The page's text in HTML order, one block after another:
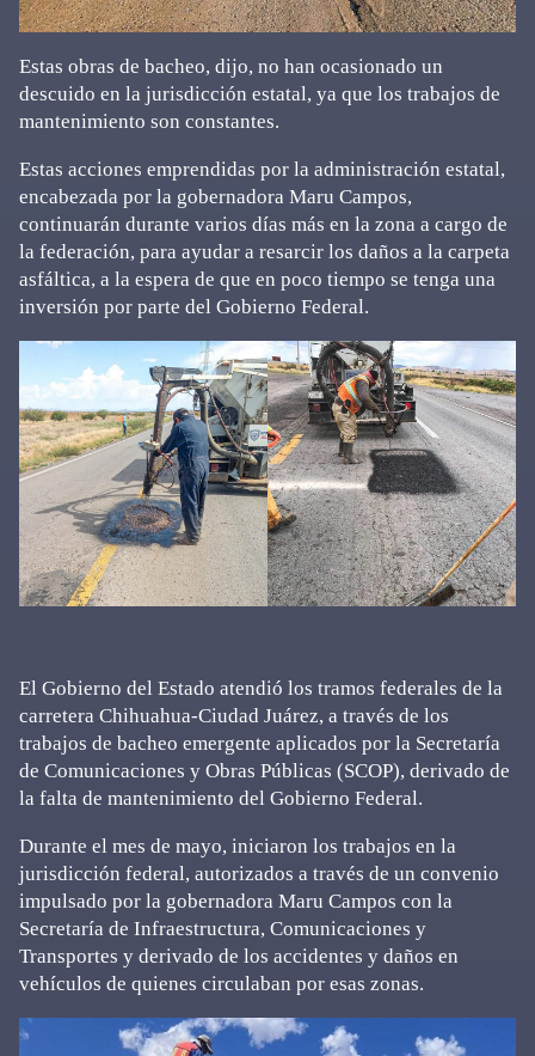
Estas obras de bacheo, dijo, no han ocasionado un
descuido en la jurisdicción estatal, ya que los trabajos de
mantenimiento son constantes.
Estas acciones emprendidas por la administración estatal,
encabezada por la gobernadora Maru Campos,
continuarán durante varios días más en la zona a cargo de
la federación, para ayudar a resarcir los daños a la carpeta
asfáltica, a la espera de que en poco tiempo se tenga una
inversión por parte del Gobierno Federal.
El Gobierno del Estado atendió los tramos federales de la
carretera Chihuahua-Ciudad Juárez, a través de los
trabajos de bacheo emergente aplicados por la Secretaría
de Comunicaciones y Obras Públicas (SCOP), derivado de
la falta de mantenimiento del Gobierno Federal.
Durante el mes de mayo, iniciaron los trabajos en la
jurisdicción federal, autorizados a través de un convenio
impulsado por la gobernadora Maru Campos con la
Secretaría de Infraestructura, Comunicaciones y
Transportes y derivado de los accidentes y daños en
vehículos de quienes circulaban por esas zonas.